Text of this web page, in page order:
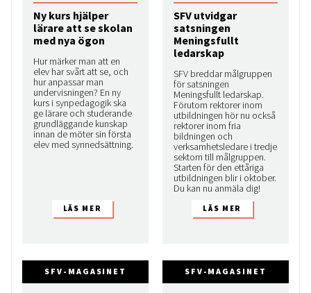
Ny kurs hjälper
lärare att se skolan
med nya ögon
Hur märker man att en
elev har svårt att se, och
hur anpassar man
undervisningen? En ny
kurs i synpedagogik ska
ge lärare och studerande
grundläggande kunskap
innan de möter sin första
elev med synnedsättning.
SFV utvidgar
satsningen
Meningsfullt
ledarskap
SFV breddar målgruppen
för satsningen
Meningsfullt ledarskap.
Förutom rektorer inom
utbildningen hör nu också
rektorer inom fria
bildningen och
verksamhetsledare i tredje
sektorn till målgruppen.
Starten för den ettåriga
utbildningen blir i oktober.
Du kan nu anmäla dig!
SFV-MAGASINET SFV-MAGASINET